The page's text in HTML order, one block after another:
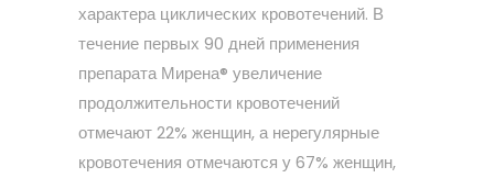
характера циклических кровотечений. В
течение первых 90 дней применения
препарата Мирена® увеличение
продолжительности кровотечений
отмечают 22% женщин, а нерегулярные
кровотечения отмечаются у 67% женщин,